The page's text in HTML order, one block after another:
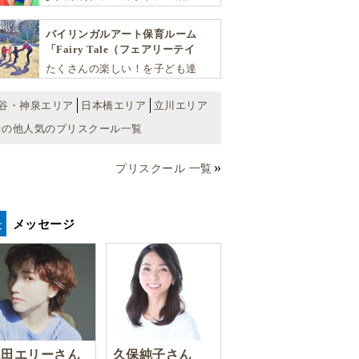
能性を広げます！
バイリンガルアート保育ルーム
「Fairy Tale（フェアリーテイ
ル）」
たくさんの楽しい！を子ども達
ラムとバイリンガル保育で子供達
の『生きる力』を育てます。
・神泉エリア 日本橋エリア
立川エリア
の他人気のプリスクール一覧
プリスクール 一覧
メッセージ
エリーさん 久保純子さん